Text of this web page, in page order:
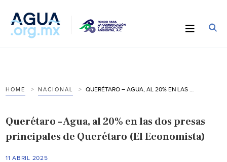
HOME NACIONAL
Querétaro – Agua, al 20% en las dos presas
principales de Querétaro (El Economista)
11 ABRIL 2025